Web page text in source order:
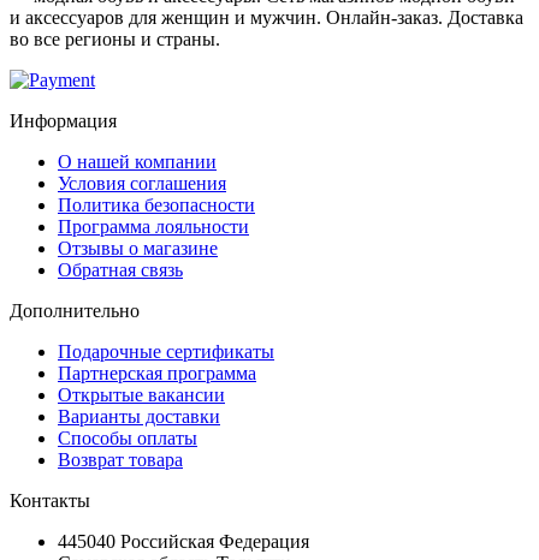
и аксессуаров для женщин и мужчин. Онлайн-заказ. Доставка
во все регионы и страны.
Информация
О нашей компании
Условия соглашения
Политика безопасности
Программа лояльности
Отзывы о магазине
Обратная связь
Дополнительно
Подарочные сертификаты
Партнерская программа
Открытые вакансии
Варианты доставки
Способы оплаты
Возврат товара
Контакты
445040 Российская Федерация